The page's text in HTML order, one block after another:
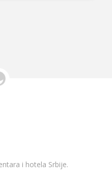
i hotela Srbije.